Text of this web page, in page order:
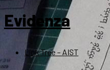
Evidenza
Link Tree – AIST